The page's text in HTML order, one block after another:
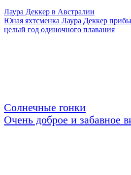
Лаура Деккер в Австралии
Юная яхтсменка Лаура Деккер
целый год одиночного плавания
Солнечные гонки
Очень доброе и забавное